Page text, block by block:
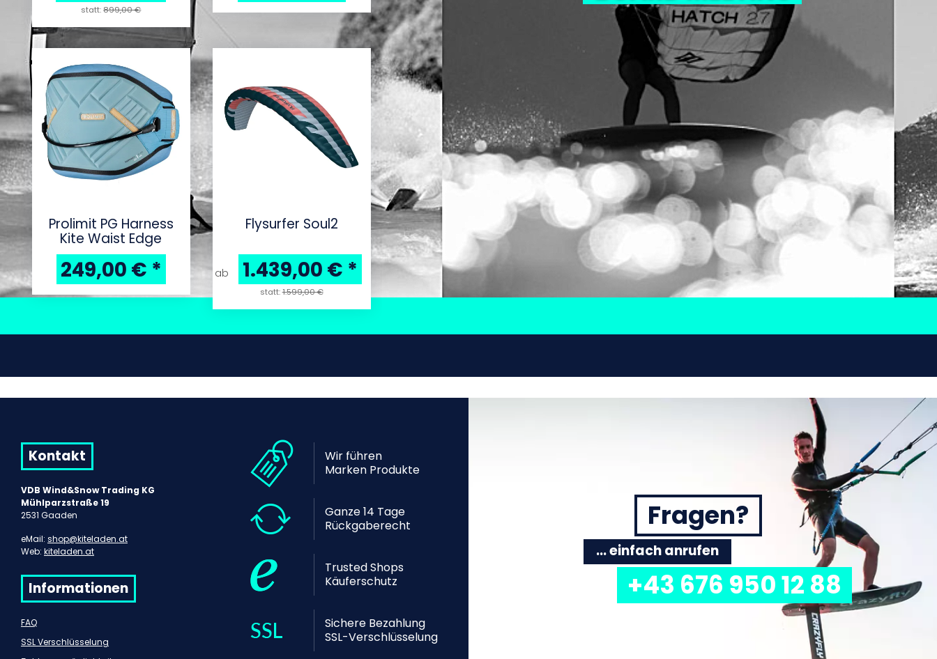
statt:899,00 €
Prolimit PG Harness
Kite Waist Edge
249,00 € *
Flysurfer Soul2
ab 1.439,00 € *
statt:1.599,00 €
Kontakt
VDB Wind&Snow Trading KG
Mühlparzstraße 19
2531 Gaaden
eMail: shop@kiteladen.at
Web: kiteladen.at
Informationen
FAQ
SSL Verschlüsselung
Wir führen
Marken Produkte
Ganze 14 Tage
Rückgaberecht
Trusted Shops
Käuferschutz
Sichere Bezahlung
SSL-Verschlüsselung
Fragen?
... einfach anrufen
+43 676 950 12 88